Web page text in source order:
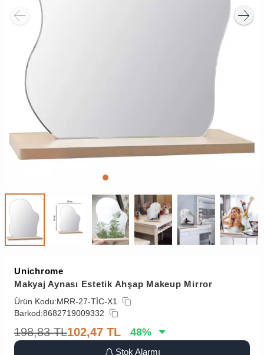
Unichrome
Makyaj Aynası Estetik Ahşap Makeup Mirror
Ürün Kodu:MRR-27-TİC-X1
Barkod:8682719009332
198,83 TL102,47 TL 48%
Stok Alarmı